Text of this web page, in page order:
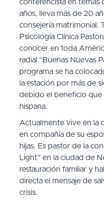
conferencista en temas
años, lleva más de 20
consejería matrimonial.
Psicología Clínica
conocer en toda
radial “Buenas Nuevas
programa se ha
la estación por más de
debido el beneficio que
hispana.
Actualmente vive en la
en compañía de su
hijas. Es pastor de la
Light” en la ciudad de
restauración familiar y
directa el mensaje de
crisis.